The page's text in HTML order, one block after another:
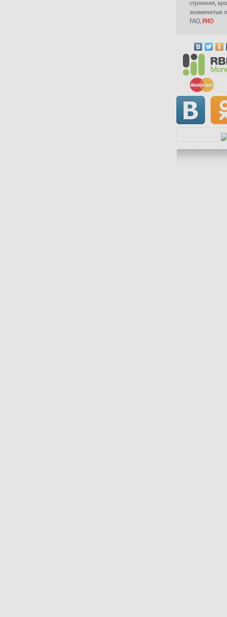
строения,
знаменитые
FAO, РИО